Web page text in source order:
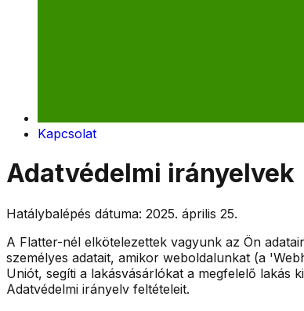
Kapcsolat
Adatvédelmi irányelvek
Hatálybalépés dátuma: 2025. április 25.
A Flatter-nél elkötelezettek vagyunk az Ön
személyes adatait, amikor weboldalunkat (a
Uniót, segíti a lakásvásárlókat a megfelelő lakás
Adatvédelmi irányelv feltételeit.